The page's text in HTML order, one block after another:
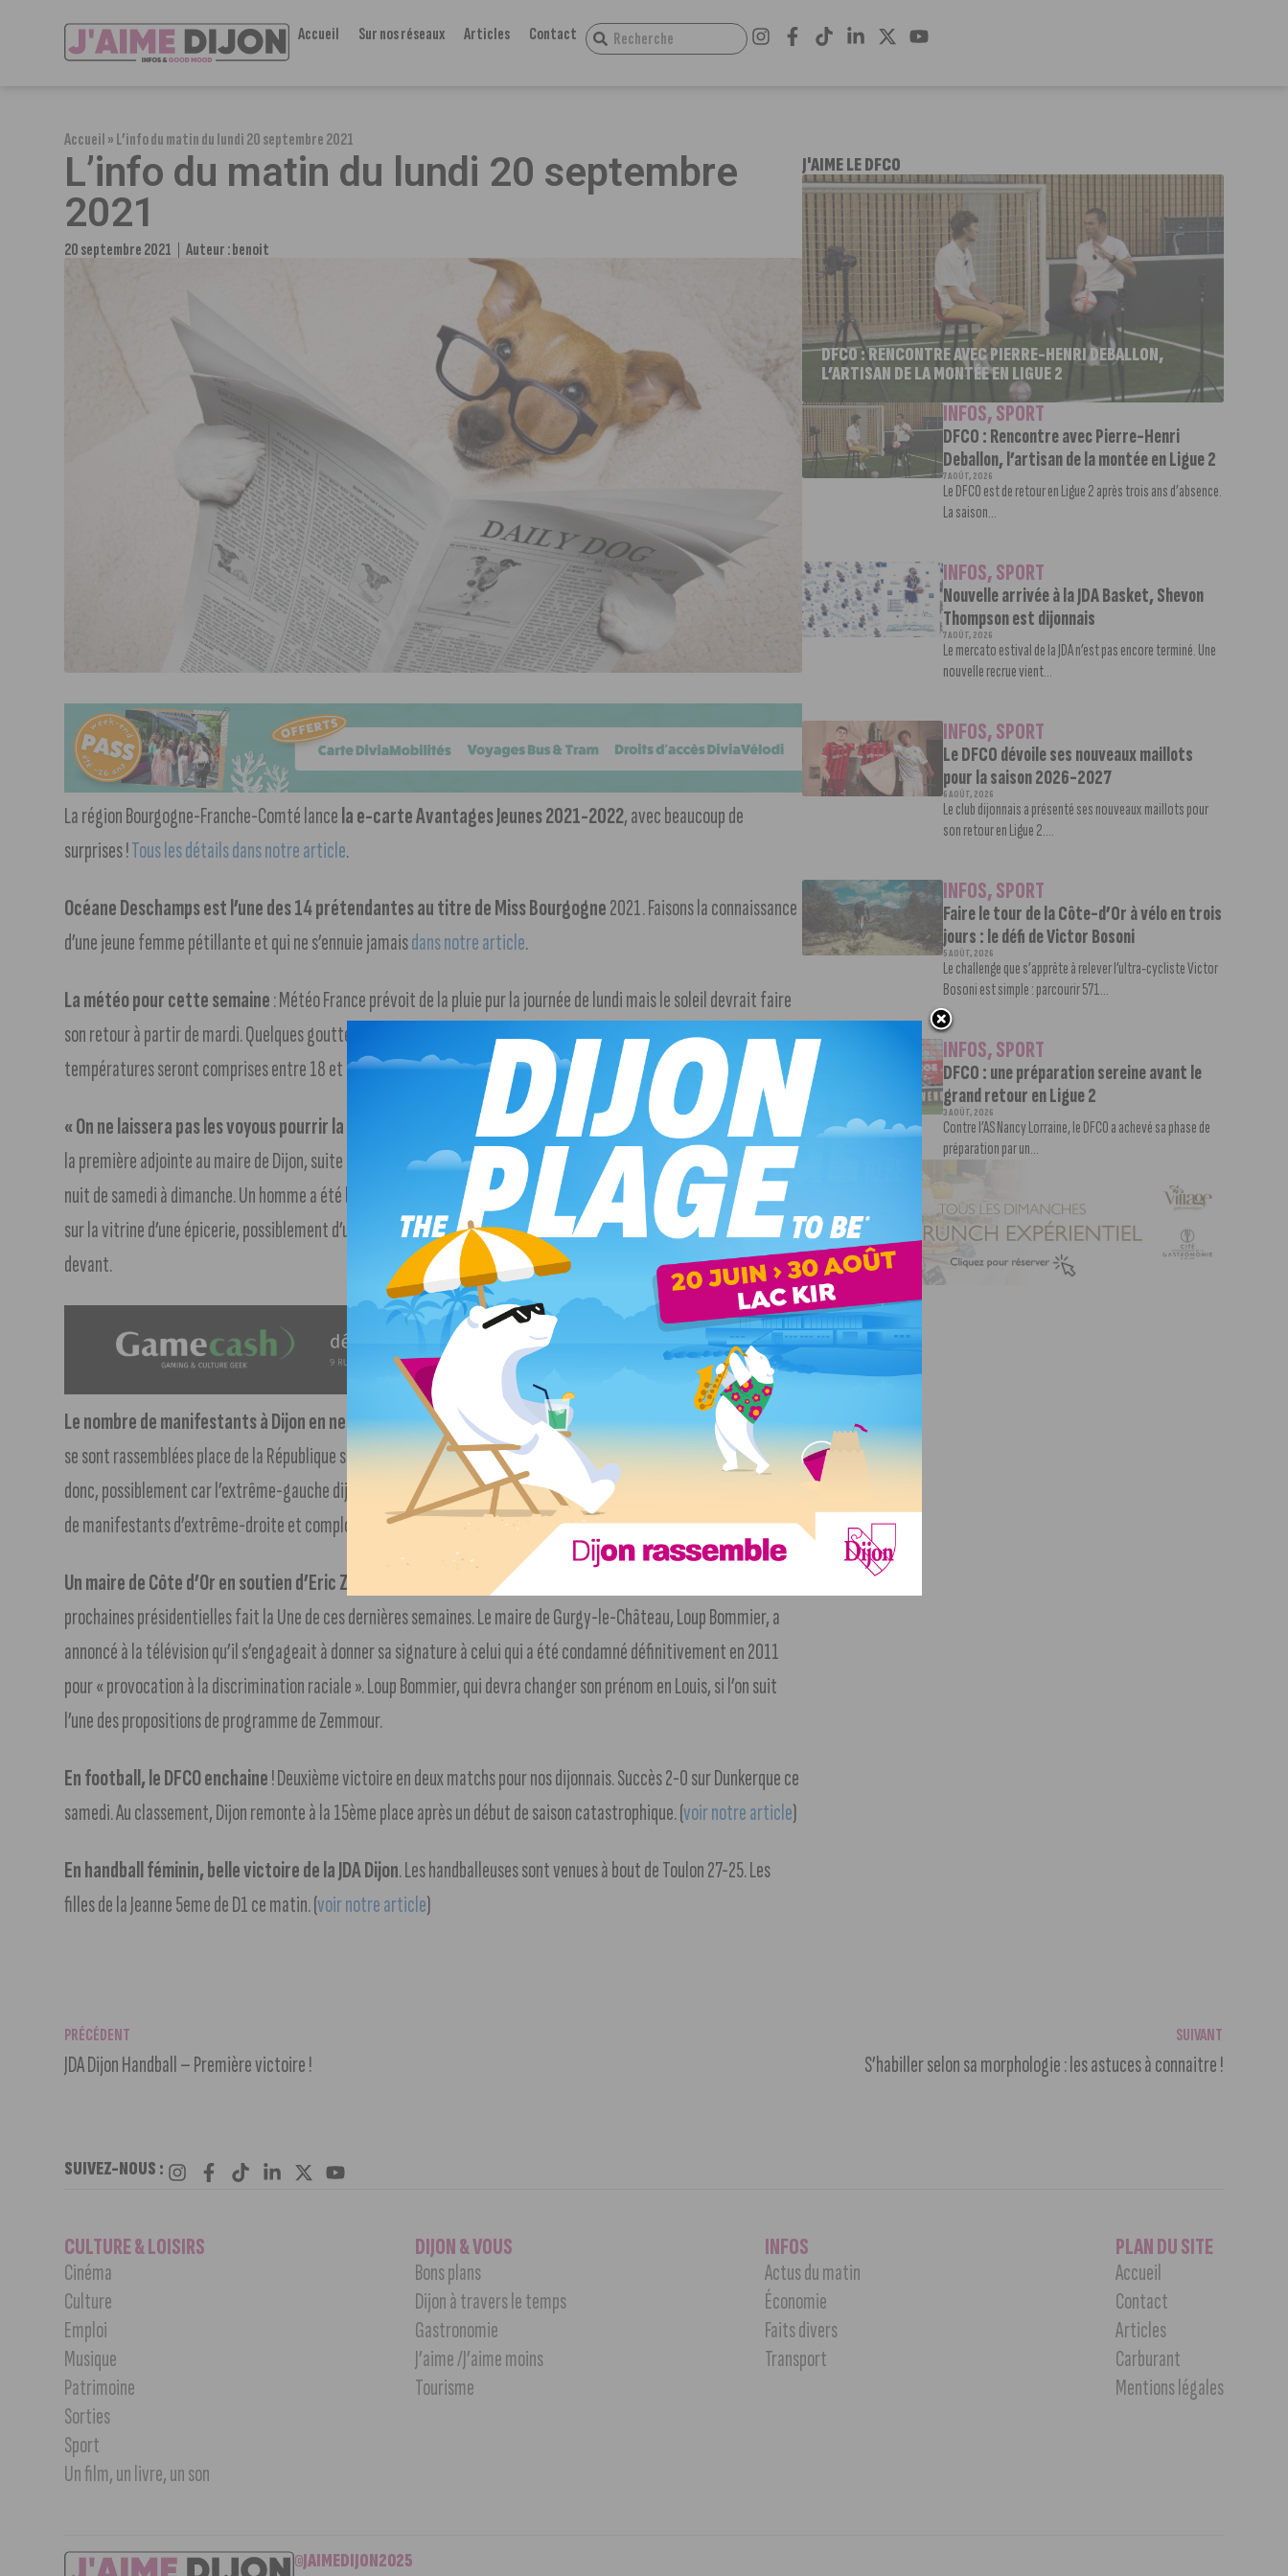
Accueil Sur nos réseaux Articles Contact
Accueil»L’info du matin du lundi 20 septembre 2021
L’info du matin du lundi 20 septembre
2021
20 septembre 2021 Auteur :benoit
La région Bourgogne-Franche-Comté lancela e-carte Avantages Jeunes 2021-2022, avec beaucoup de
surprises !Tous les détails dans notre article.
Océane Deschamps est l’une des 14 prétendantes au titre de Miss Bourgogne2021. Faisons la connaissance
d’une jeune femme pétillante et qui ne s’ennuie jamaisdans notre article.
La météo pour cette semaine: Météo France prévoit de la pluie pur la journée de lundi mais le soleil devrait faire
son retour à partir de mardi. Quelques gouttes pourraient aussi faire leur apparition jeudi. Côté mercure, les
températures seront comprises entre 18 et 22 degrés.
« On ne laissera pas les voyous pourrir la vie des habitants de ce quartier ». Réaction de Nathalie Koenders,
la première adjointe au maire de Dijon, suite à la fusillade survenue dans le quartier de la Fontaine d’Ouche dans la
nuit de samedi à dimanche. Un homme a été blessé à l’épaule. Un homme à scooter aurait tiré une quinzaine de balles
sur la vitrine d’une épicerie, possiblement d’une arme de type kalachnikov, alors que des jeunes se trouvaient
devant.
Le nombre de manifestants à Dijon en nette baisse contre le pass sanitaire samedi.Environs 700 personnes
se sont rassemblées place de la République selon la police. Une dixième semaine de mobilisation largement en baisse
donc, possiblement car l’extrême-gauche dijonnaise se serait éloignée du mouvement, face au trop grand nombre
de manifestants d’extrême-droite et complotistes.
Un maire de Côte d’Or en soutien d’Eric Zemmour
. La possible candidature du polémiste d’extrême-droite aux
prochaines présidentielles fait la Une de ces dernières semaines. Le maire de Gurgy-le-Château, Loup Bommier, a
annoncé à la télévision qu’il s’engageait à donner sa signature à celui qui a été condamné définitivement en 2011
pour « provocation à la discrimination raciale ». Loup Bommier, qui devra changer son prénom en Louis, si l’on suit
l’une des propositions de programme de Zemmour.
En football, le DFCO enchaine! Deuxième victoire en deux matchs pour nos dijonnais. Succès 2-0 sur Dunkerque ce
samedi. Au classement, Dijon remonte à la 15ème place après un début de saison catastrophique. (voir notre article)
En handball féminin, belle victoire de la JDA Dijon. Les handballeuses sont venues à bout de Toulon 27-25. Les
filles de la Jeanne 5eme de D1 ce matin. (voir notre article)
J'AIME LE DFCO
DFCO : RENCONTRE AVEC PIERRE-HENRI DEBALLON,
L’ARTISAN DE LA MONTÉE EN LIGUE 2
INFOS,SPORT
DFCO : Rencontre avec Pierre-Henri
Deballon, l’artisan de la montée en Ligue 2
7 AOÛT, 2026
Le DFCO est de retour en Ligue 2 après trois ans d’absence.
La saison...
INFOS,SPORT
Nouvelle arrivée à la JDA Basket, Shevon
Thompson est dijonnais
7 AOÛT, 2026
Le mercato estival de la JDA n’est pas encore terminé. Une
nouvelle recrue vient...
INFOS,SPORT
Le DFCO dévoile ses nouveaux maillots
pour la saison 2026-2027
6 AOÛT, 2026
Le club dijonnais a présenté ses nouveaux maillots pour
son retour en Ligue 2....
INFOS,SPORT
Faire le tour de la Côte-d’Or à vélo en trois
jours : le défi de Victor Bosoni
5 AOÛT, 2026
Le challenge que s’apprête à relever l’ultra-cycliste Victor
Bosoni est simple : parcourir 571...
INFOS,SPORT
DFCO : une préparation sereine avant le
grand retour en Ligue 2
3 AOÛT, 2026
Contre l’AS Nancy Lorraine, le DFCO a achevé sa phase de
préparation par un...
PRÉCÉDENT
JDA Dijon Handball – Première victoire !
SUIVANT
S’habiller selon sa morphologie : les astuces à connaitre !
SUIVEZ-NOUS :
CULTURE & LOISIRS
Cinéma
Culture
Emploi
Musique
Patrimoine
Sorties
Sport
Un film, un livre, un son
DIJON & VOUS
Bons plans
Dijon à travers le temps
Gastronomie
J’aime /J’aime moins
Tourisme
INFOS
Actus du matin
Économie
Faits divers
Transport
PLAN DU SITE
Accueil
Contact
Articles
Carburant
Mentions légales
©JAIMEDIJON2025